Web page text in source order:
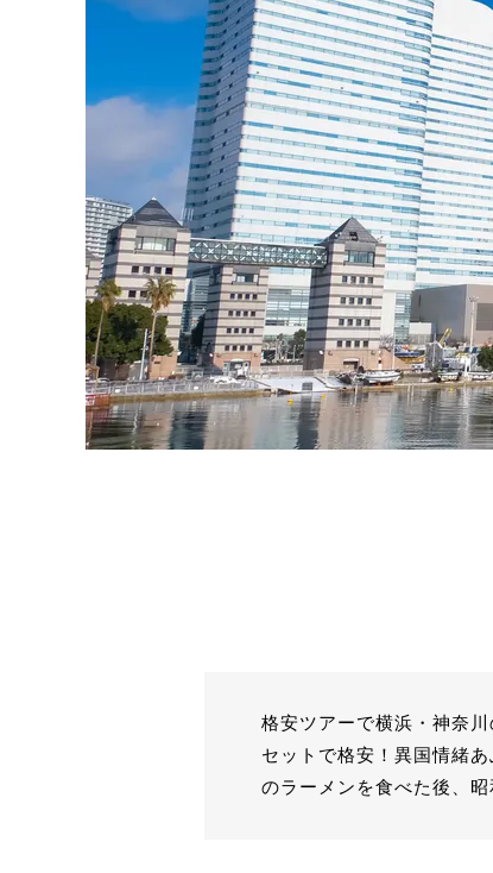
格安ツアーで横浜・神奈
セットで格安！異国情緒
のラーメンを食べた後、